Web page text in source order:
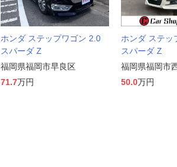
ホンダ ステップワゴン 2.0
スパーダ Z
福岡県福岡市早良区
71.7万円
ホンダ ステッ
スパーダ Z
福岡県福岡市
50.0万円